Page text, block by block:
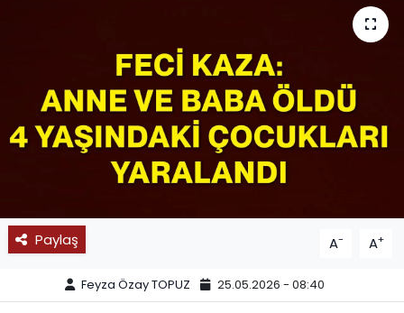
Paylaş A- A+
Feyza Özay TOPUZ 25.05.2026 - 08:40
11:11 MANŞET